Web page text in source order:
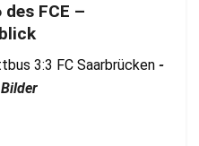
FCE –
3:3 FC Saarbrücken -